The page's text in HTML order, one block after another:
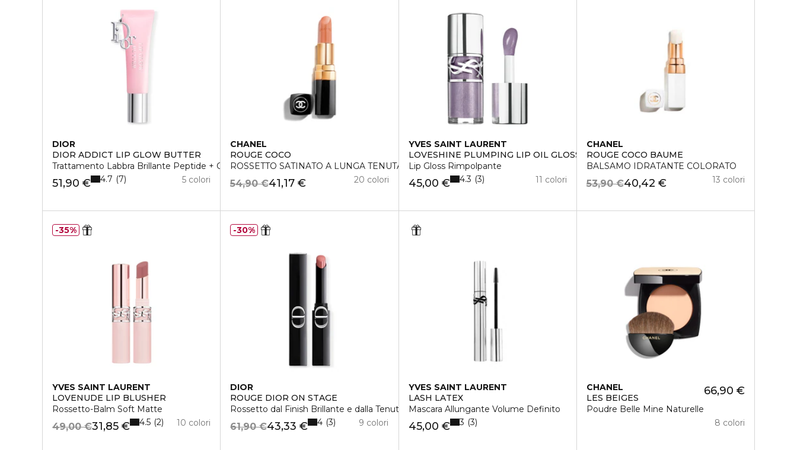
DIOR
DIOR ADDICT LIP GLOW BUTTER
Trattamento Labbra Brillante Peptide + Ceramide
51,90 € 5 colori
4.7 7
CHANEL
ROUGE COCO
ROSSETTO SATINATO A LUNGA TENUTA – IDRATANTE E LEVIGANTE
41,17 €
54,90 € 20 colori
YVES SAINT LAURENT
LOVESHINE PLUMPING LIP OIL GLOSS
Lip Gloss Rimpolpante
45,00 € 11 colori
4.3 3
CHANEL
ROUGE COCO BAUME
BALSAMO IDRATANTE COLORATO
40,42 €
53,90 € 13 colori
YVES SAINT LAURENT
LOVENUDE LIP BLUSHER
Rossetto-Balm Soft Matte
31,85 €
49,00 € 10 colori
4.5 2
35%
DIOR
ROUGE DIOR ON STAGE
Rossetto dal Finish Brillante e dalla Tenuta Estrema
43,33 €
61,90 € 9 colori
4 3
30%
YVES SAINT LAURENT
LASH LATEX
Mascara Allungante Volume Definito
45,00 € 3 3
CHANEL
LES BEIGES
Poudre Belle Mine Naturelle
66,90 €
8 colori